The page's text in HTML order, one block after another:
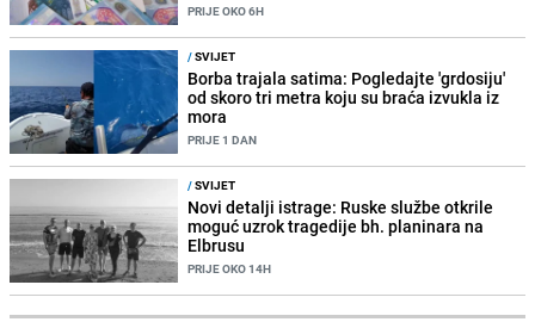
PRIJE OKO 6H
/SVIJET
Borba trajala satima: Pogledajte 'grdosiju'
od skoro tri metra koju su braća izvukla iz
mora
PRIJE 1 DAN
/SVIJET
Novi detalji istrage: Ruske službe otkrile
moguć uzrok tragedije bh. planinara na
Elbrusu
PRIJE OKO 14H